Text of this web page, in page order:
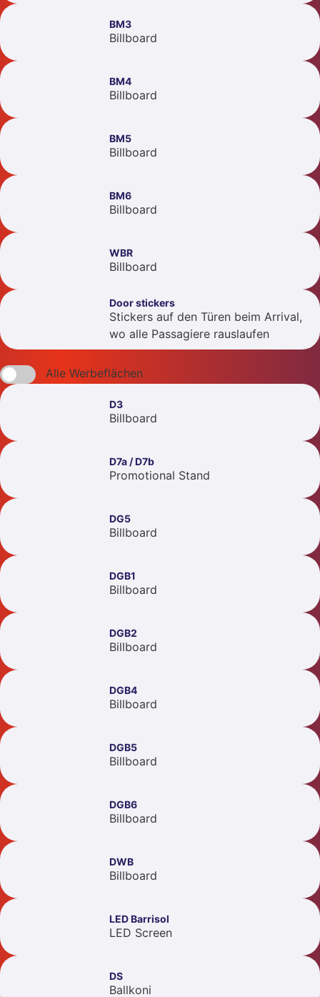
BM3
Billboard
BM4
Billboard
BM5
Billboard
BM6
Billboard
WBR
Billboard
Door stickers
Stickers auf den Türen beim Arrival,
wo alle Passagiere rauslaufen
Alle Werbeflächen
D3
Billboard
D7a / D7b
Promotional Stand
DG5
Billboard
DGB1
Billboard
DGB2
Billboard
DGB4
Billboard
DGB5
Billboard
DGB6
Billboard
DWB
Billboard
LED Barrisol
LED Screen
DS
Ballkoni